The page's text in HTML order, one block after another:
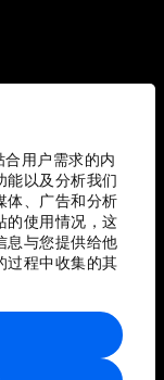
用户需求的内
能以及分析我们
体、广告和分析
的使用情况，这
息与您提供给他
过程中收集的其